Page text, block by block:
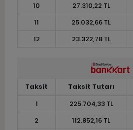
10
27.310,22 TL
11
25.032,66 TL
12
23.322,78 TL
Taksit Taksit Tutarı
1
225.704,33 TL
2
112.852,16 TL